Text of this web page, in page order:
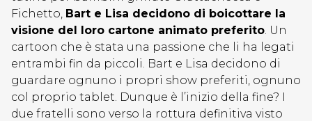
Fichetto, Bart e Lisa decidono di boicottare la
visione del loro cartone animato preferito. Un
cartoon che è stata una passione che li ha legati
entrambi fin da piccoli. Bart e Lisa decidono di
guardare ognuno i propri show preferiti, ognuno
col proprio tablet. Dunque è l’inizio della fine? I
due fratelli sono verso la rottura definitiva visto